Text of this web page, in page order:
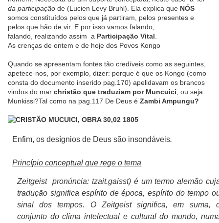
da participação de (Lucien Levy Bruhl). Ela explica que NÓS
somos constituídos pelos que já partiram, pelos presentes e
pelos que hão de vir. E por isso vamos falando,
falando, realizando assim a Participação Vital
As crenças de ontem e de hoje dos Povos Kongo
Quando se apresentam fontes tão credíveis como as seguintes,
apetece-nos, por exemplo, dizer: porque é que os Kongo (como
consta do documento inserido pag.170) apelidavam os brancos
vindos do mar christão que traduziam por Muncuici , ou seja
Munkissi?Tal como na pag.117 De Deus é Zambi Ampungu?
Enfim, os desígnios de Deus são insondáveis.
Princípio conceptual que rege o tema
Zeitgeist
pronúncia: tzait.gaisst) é um termo alemão
tradução significa espírito de época, espírito do tempo
sinal dos tempos. O Zeitgeist significa, em suma,
conjunto do clima intelectual e cultural do mundo,